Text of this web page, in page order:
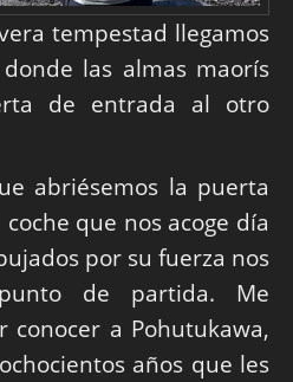
tempestad llegamos
las almas maorís
de entrada al otro
abriésemos la puerta
que nos acoge día
por su fuerza nos
de partida. Me
conocer a Pohutukawa,
años que les